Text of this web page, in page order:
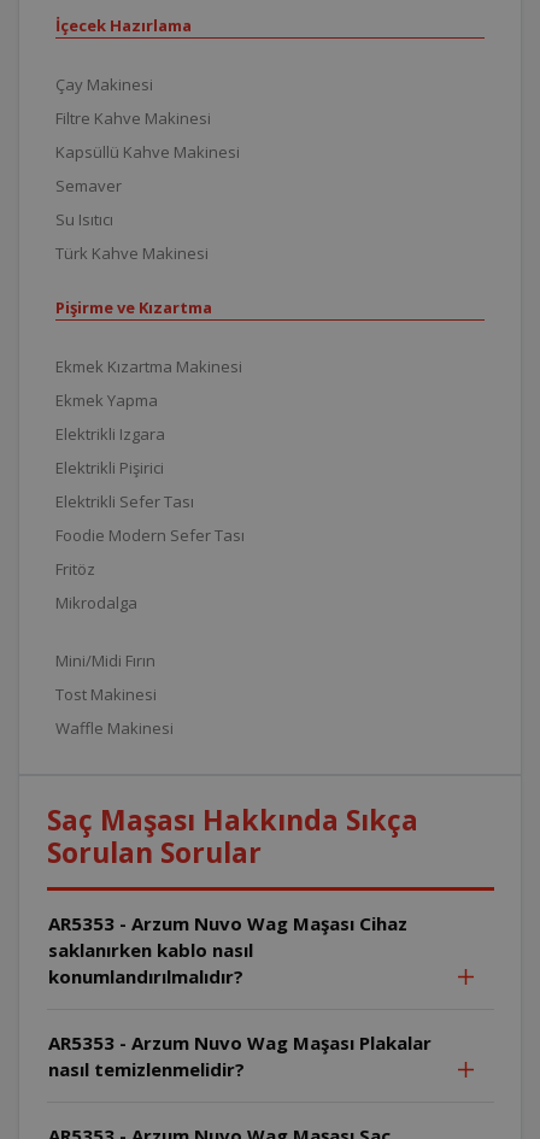
İçecek Hazırlama
Çay Makinesi
Filtre Kahve Makinesi
Kapsüllü Kahve Makinesi
Semaver
Su Isıtıcı
Türk Kahve Makinesi
Pişirme ve Kızartma
Ekmek Kızartma Makinesi
Ekmek Yapma
Elektrikli Izgara
Elektrikli Pişirici
Elektrikli Sefer Tası
Foodie Modern Sefer Tası
Fritöz
Mikrodalga
Mini/Midi Fırın
Tost Makinesi
Waffle Makinesi
Saç Maşası Hakkında Sıkça
Sorulan Sorular
AR5353 - Arzum Nuvo Wag Maşası Cihaz
saklanırken kablo nasıl
konumlandırılmalıdır?
AR5353 - Arzum Nuvo Wag Maşası Plakalar
nasıl temizlenmelidir?